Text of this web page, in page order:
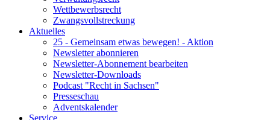
Wettbewerbsrecht
Zwangsvollstreckung
Aktuelles
25 - Gemeinsam etwas bewegen! - Aktion
Newsletter abonnieren
Newsletter-Abonnement bearbeiten
Newsletter-Downloads
Podcast "Recht in Sachsen"
Presseschau
Adventskalender
Service